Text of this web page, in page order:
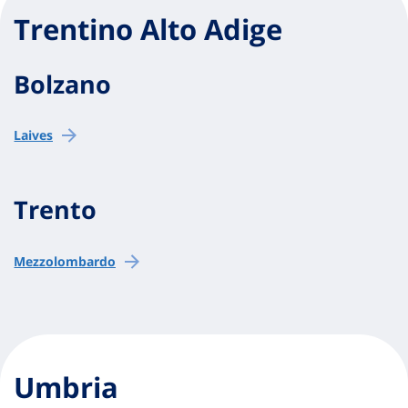
Trentino Alto Adige
Bolzano
Laives
Trento
Mezzolombardo
Umbria